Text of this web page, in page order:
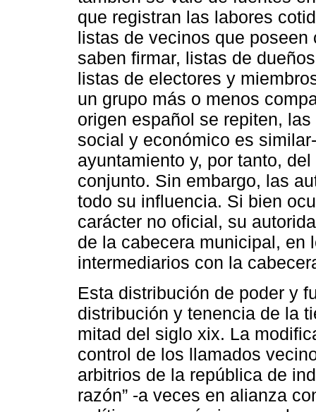
que registran las labores
listas de vecinos que
saben firmar, listas de
listas de electores y
un grupo más o menos
origen español se repiten,
social y económico es
ayuntamiento y, por tanto,
conjunto. Sin embargo, las
todo su influencia. Si bien
carácter no oficial, su
de la cabecera municipal, en
intermediarios con la
Esta distribución de poder y
distribución y tenencia de la
mitad del siglo xix. La
control de los llamados
arbitrios de la república de
razón” -a veces en alianza